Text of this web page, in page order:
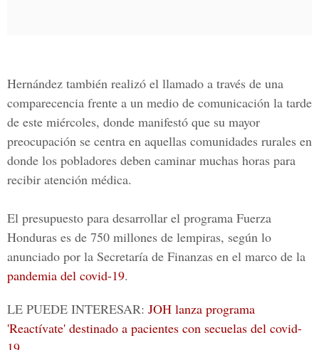
Hernández también realizó el llamado a través de una
comparecencia frente a un medio de comunicación la tarde
de este miércoles, donde manifestó que su mayor
preocupación se centra en aquellas comunidades rurales en
donde los pobladores deben caminar muchas horas para
recibir atención médica.
El presupuesto para desarrollar el programa Fuerza
Honduras es de 750 millones de lempiras, según lo
anunciado por la Secretaría de Finanzas en el marco de la
pandemia del covid-19.
LE PUEDE INTERESAR: JOH lanza programa
'Reactívate' destinado a pacientes con secuelas del covid-